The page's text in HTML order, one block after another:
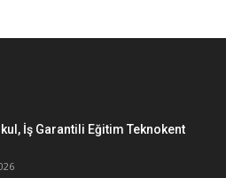
İş Garantili Eğitim Teknokent